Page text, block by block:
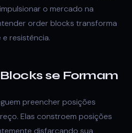
o mercado na
order blocks transforma
resistência.
se Formam
preencher posições
Elas constroem posições
disfarçando sua